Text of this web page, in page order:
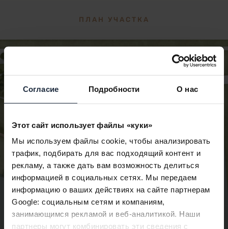
Согласие Подробности О нас
Этот сайт использует файлы «куки»
Мы используем файлы cookie, чтобы анализировать
трафик, подбирать для вас подходящий контент и
рекламу, а также дать вам возможность делиться
информацией в социальных сетях. Мы передаем
информацию о ваших действиях на сайте партнерам
Google: социальным сетям и компаниям,
занимающимся рекламой и веб-аналитикой. Наши
партнеры могут комбинировать эти сведения с
ПЛАН УЧАСТКА